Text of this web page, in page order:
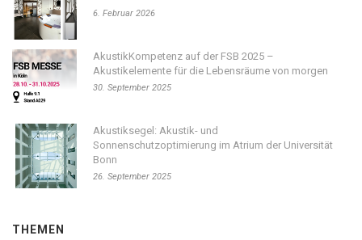
6. Februar 2026
AkustikKompetenz auf der FSB 2025 –
Akustikelemente für die Lebensräume von morgen
30. September 2025
Akustiksegel: Akustik- und
Sonnenschutzoptimierung im Atrium der Universität
Bonn
26. September 2025
THEMEN